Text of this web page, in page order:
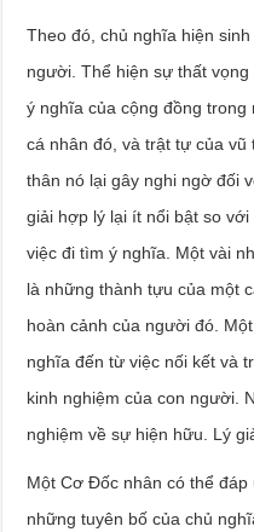
Theo đó, chủ nghĩa hiện
người. Thể hiện sự thất
ý nghĩa của cộng đồng
cá nhân đó, và trật tự của
thân nó lại gây nghi ngờ đối
giải hợp lý lại ít nổi bật so
việc đi tìm ý nghĩa. Một vài
là những thành tựu của một
hoàn cảnh của người đó.
nghĩa đến từ việc nối kết và
kinh nghiệm của con người.
nghiệm về sự hiện hữu. Lý
Một Cơ Đốc nhân có thể
những tuyên bố của chủ